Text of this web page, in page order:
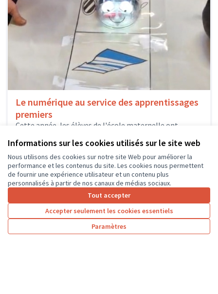
Informations sur les cookies utilisés sur le site web
Nous utilisons des cookies sur notre site Web pour améliorer la
performance et les contenus du site. Les cookies nous permettent
de fournir une expérience utilisateur et un contenu plus
personnalisés à partir de nos canaux de médias sociaux.
Tout accepter
Accepter seulement les cookies essentiels
Paramètres
Le numérique au service des apprentissages
premiers
Cette année, les élèves de l'école maternelle ont
grande section. Ce...
Usages numériques Monnaie
Résultats par page : 25
1 2 3 4 5 6 7